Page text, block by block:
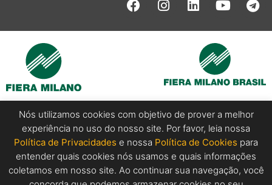
Copyright @ 2024 Wire Brasil. All Rights Reserved.
Nós utilizamos cookies com objetivo de prover a melhor
experiência no uso do nosso site. Por favor, leia nossa
Política de Privacidades e nossa Política de Cookies para
entender quais cookies nós usamos e quais informações
coletamos em nosso site. Ao continuar sua navegação, você